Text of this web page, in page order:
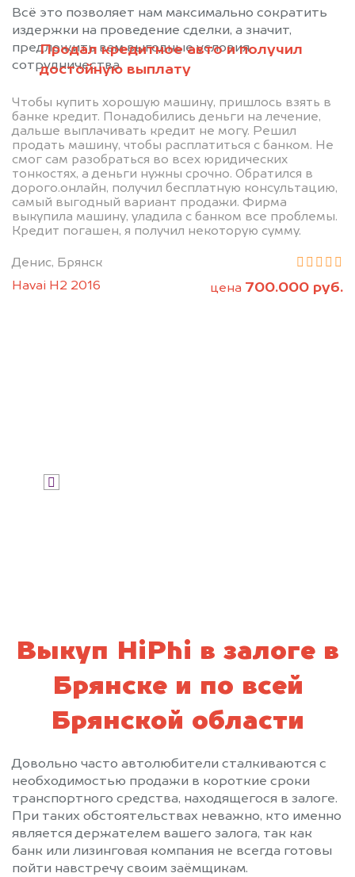
Продал кредитное авто и получил
достойную выплату
Чтобы купить хорошую машину, пришлось взять в
банке кредит. Понадобились деньги на лечение,
дальше выплачивать кредит не могу. Решил
продать машину, чтобы расплатиться с банком. Не
смог сам разобраться во всех юридических
тонкостях, а деньги нужны срочно. Обратился в
дорого.онлайн, получил бесплатную консультацию,
самый выгодный вариант продажи. Фирма
выкупила машину, уладила с банком все проблемы.
Кредит погашен, я получил некоторую сумму.
Денис, Брянск
Havai H2 2016
цена 700.000 руб.
Всё это позволяет нам максимально сократить
издержки на проведение сделки, а значит,
предложить вам выгодные условия
сотрудничества.
Позвоните нам: +7
(483) 232-00-41
рассчитаем стоимость вашего
автомобиля.
Выкуп HiPhi в залоге в
Брянске и по всей
Брянской области
Довольно часто автолюбители сталкиваются с
необходимостью продажи в короткие сроки
транспортного средства, находящегося в залоге.
При таких обстоятельствах неважно, кто именно
является держателем вашего залога, так как
банк или лизинговая компания не всегда готовы
пойти навстречу своим заёмщикам.